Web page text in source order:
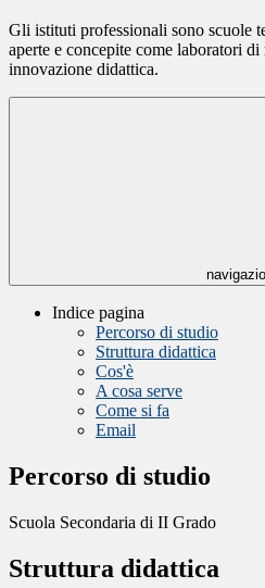
Gli istituti professionali sono scuole
aperte e concepite come laboratori
innovazione didattica.
Indice pagina
Percorso di studio
Struttura didattica
Cos'è
A cosa serve
Come si fa
Email
Percorso di studio
Scuola Secondaria di II Grado
Struttura didattica